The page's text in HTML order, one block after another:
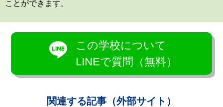
ことができます。
この学校について
LINEで質問（無料）
関連する記事（外部サイト）